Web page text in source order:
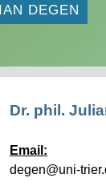
DEGEN
Dr. phil.
Email:
degen@uni-